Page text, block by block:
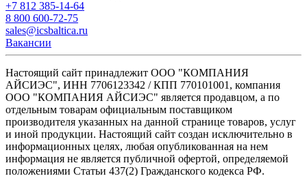
+7 812 385-14-64
8 800 600-72-75
sales@icsbaltica.ru
Вакансии
Настоящий сайт принадлежит ООО "КОМПАНИЯ
АЙСИЭС", ИНН 7706123342 / КПП 770101001, компания
ООО "КОМПАНИЯ АЙСИЭС" является продавцом, а по
отдельным товарам официальным поставщиком
производителя указанных на данной странице товаров, услуг
и иной продукции. Настоящий сайт создан исключительно в
информационных целях, любая опубликованная на нем
информация не является публичной офертой, определяемой
положениями Статьи 437(2) Гражданского кодекса РФ.